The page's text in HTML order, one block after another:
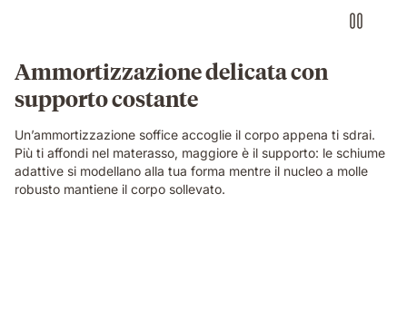
Ammortizzazione delicata con
supporto costante
Un’ammortizzazione soffice accoglie il corpo appena ti sdrai.
Più ti affondi nel materasso, maggiore è il supporto: le schiume
adattive si modellano alla tua forma mentre il nucleo a molle
robusto mantiene il corpo sollevato.